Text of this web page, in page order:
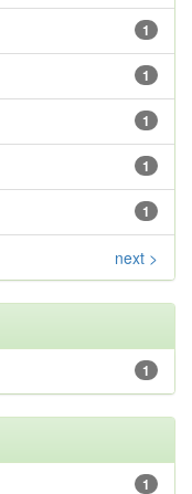
1
1
1
1
1
next >
1
1